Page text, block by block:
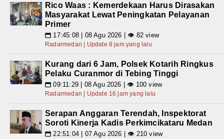
Rico Waas : Kemerdekaan Harus Dirasakan
Masyarakat Lewat Peningkatan Pelayanan
Primer
📅 17:45:08 | 08 Agu 2026 | 👁 82 view
Radarmedan | Update 8 jam yang lalu
Kurang dari 6 Jam, Polsek Kotarih Ringkus
Pelaku Curanmor di Tebing Tinggi
📅 09:11:29 | 08 Agu 2026 | 👁 100 view
Radarmedan | Update 16 jam yang lalu
Serapan Anggaran Terendah, Inspektorat
Soroti Kinerja Kadis Perkimcikataru Medan
📅 22:51:04 | 07 Agu 2026 | 👁 210 view